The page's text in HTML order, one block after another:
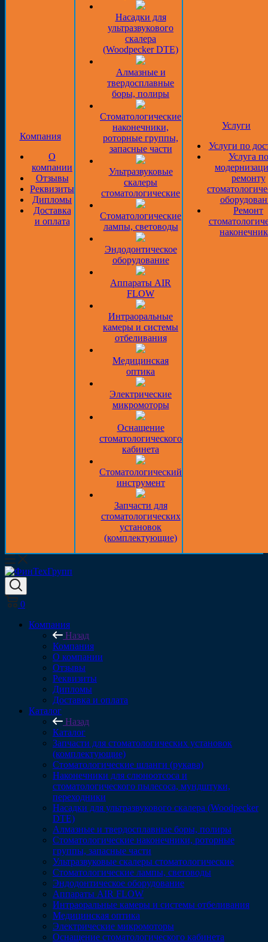
Компания
О
компании
Отзывы
Реквизиты
Дипломы
Доставка
и оплата
Насадки для
ультразвукового
скалера
(Woodpecker DTE)
Алмазные и
твердосплавные
боры, полиры
Стоматологические
наконечники,
роторные группы,
запасные части
Ультразвуковые
скалеры
стоматологические
Стоматологические
лампы, световоды
Эндодонтическое
оборудование
Аппараты AIR
FLOW
Интраоральные
камеры и системы
отбеливания
Медицинская
оптика
Электрические
микромоторы
Оснащение
стоматологического
кабинета
Стоматологический
инструмент
Запчасти для
стоматологических
установок
(комплектующие)
Услуги
Услуги по
Услуга по
ремонту
Ремонт
0
Компания
Назад
Компания
О компании
Отзывы
Реквизиты
Дипломы
Доставка и оплата
Каталог
Назад
Каталог
Запчасти для стоматологических установок
(комплектующие)
Стоматологические шланги (рукава)
Наконечники для слюноотсоса и
стоматологического пылесоса, мундштуки,
переходники
Насадки для ультразвукового скалера (Woodpecker
DTE)
Алмазные и твердосплавные боры, полиры
Стоматологические наконечники, роторные
группы, запасные части
Ультразвуковые скалеры стоматологические
Стоматологические лампы, световоды
Эндодонтическое оборудование
Аппараты AIR FLOW
Интраоральные камеры и системы отбеливания
Медицинская оптика
Электрические микромоторы
Оснащение стоматологического кабинета